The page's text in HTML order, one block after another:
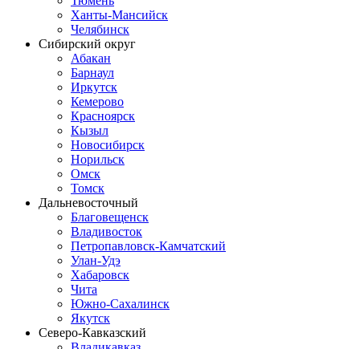
Ханты-Мансийск
Челябинск
Сибирский округ
Абакан
Барнаул
Иркутск
Кемерово
Красноярск
Кызыл
Новосибирск
Норильск
Омск
Томск
Дальневосточный
Благовещенск
Владивосток
Петропавловск-Камчатский
Улан-Удэ
Хабаровск
Чита
Южно-Сахалинск
Якутск
Северо-Кавказский